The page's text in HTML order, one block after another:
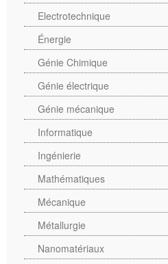
Electrotechnique
Énergie
Génie Chimique
Génie électrique
Génie mécanique
Informatique
Ingénierie
Mathématiques
Mécanique
Métallurgie
Nanomatériaux